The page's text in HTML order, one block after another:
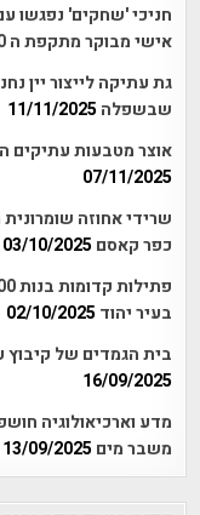
חניכי 'שחקים' נפגשו
אישי מבוקר מתקפת ה 7/10
גת עתיקה לייצור יין
שבשפלה 11/11/2025
אוצר מטבעות עתיקים
07/11/2025
כפר קאסם 03/10/2025
בעיר יהוד 02/10/2025
בית הגמדים של
16/09/2025
מדע וארכיאולוגיה
משבר מים 13/09/2025